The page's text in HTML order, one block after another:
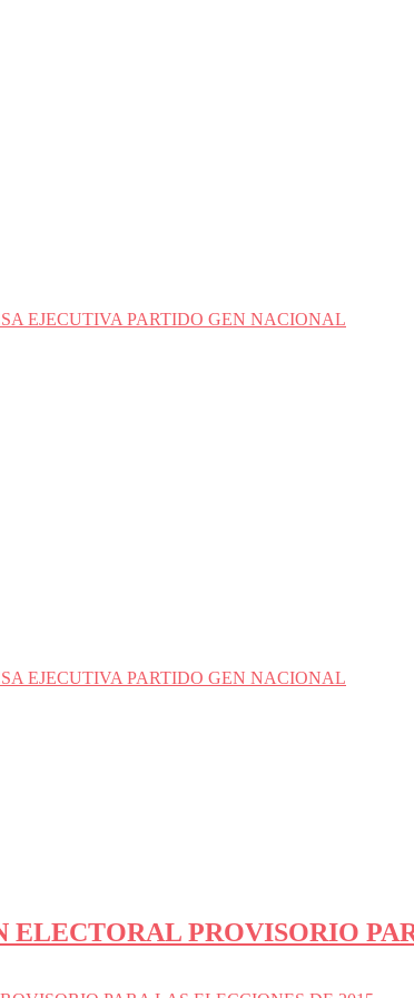
EJECUTIVA PARTIDO GEN NACIONAL
EJECUTIVA PARTIDO GEN NACIONAL
ELECTORAL PROVISORIO